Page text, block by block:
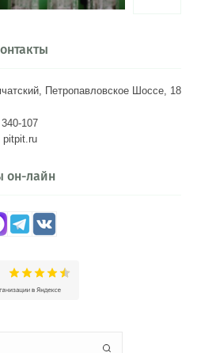
Петропавловское Шоссе, 18
340-107
pitpit.ru
он-лайн